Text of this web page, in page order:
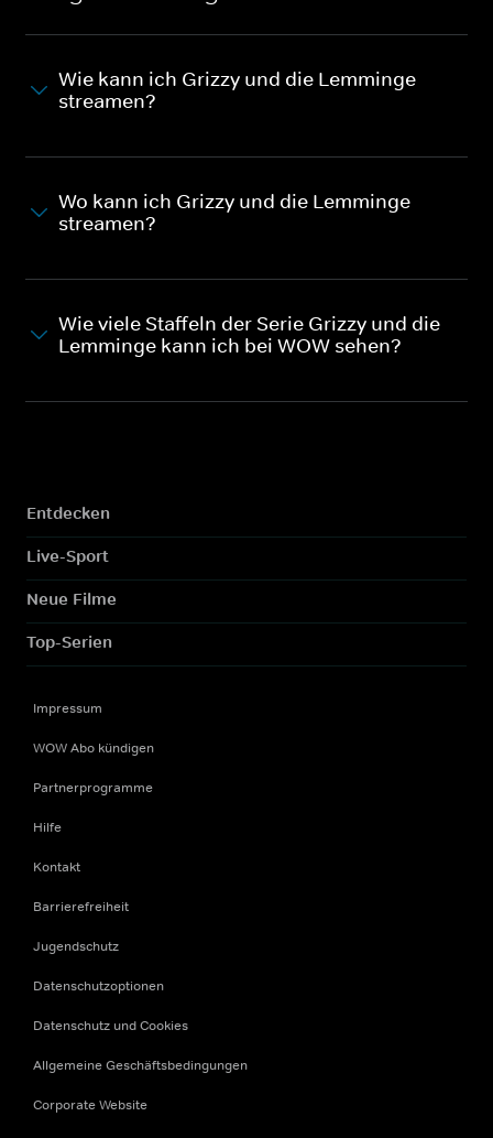
Wie kann ich Grizzy und die Lemminge
streamen?
Wo kann ich Grizzy und die Lemminge
streamen?
Wie viele Staffeln der Serie Grizzy und die
Lemminge kann ich bei WOW sehen?
Entdecken
Live-Sport
Neue Filme
Top-Serien
Impressum
WOW Abo kündigen
Partnerprogramme
Hilfe
Kontakt
Barrierefreiheit
Jugendschutz
Datenschutzoptionen
Datenschutz und Cookies
Allgemeine Geschäftsbedingungen
Corporate Website